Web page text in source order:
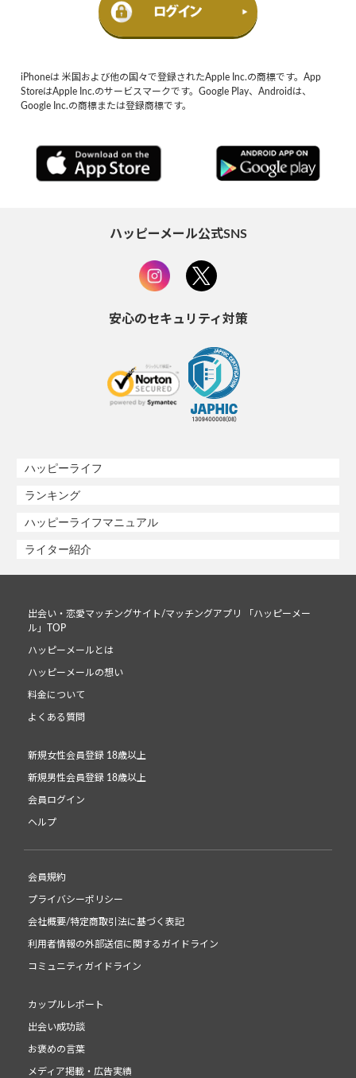
iPhoneは 米国および他の国々で登録されたApple Inc.の商標です。App
StoreはApple Inc.のサービスマークです。Google Play、Androidは、
Google Inc.の商標または登録商標です。
ハッピーメール公式SNS
安心のセキュリティ対策
ハッピーライフ
ランキング
ハッピーライフマニュアル
ライター紹介
出会い・恋愛マッチングサイト/マッチングアプリ 「ハッピーメー
ル」TOP
ハッピーメールとは
ハッピーメールの想い
料金について
よくある質問
新規女性会員登録 18歳以上
新規男性会員登録 18歳以上
会員ログイン
ヘルプ
会員規約
プライバシーポリシー
会社概要/特定商取引法に基づく表記
利用者情報の外部送信に関するガイドライン
コミュニティガイドライン
カップルレポート
出会い成功談
お褒めの言葉
メディア掲載・広告実績